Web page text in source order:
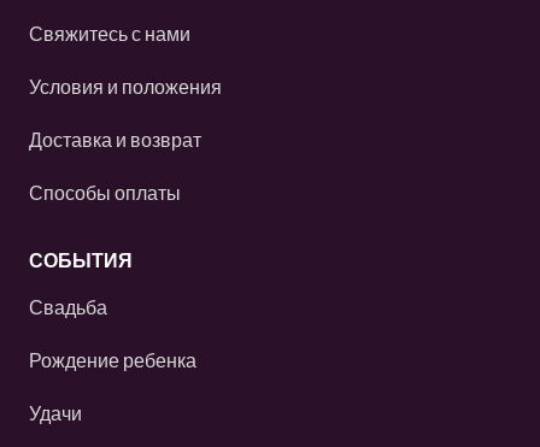
Свяжитесь с нами
Условия и положения
Доставка и возврат
Способы оплаты
СОБЫТИЯ
Свадьба
Рождение ребенка
Удачи